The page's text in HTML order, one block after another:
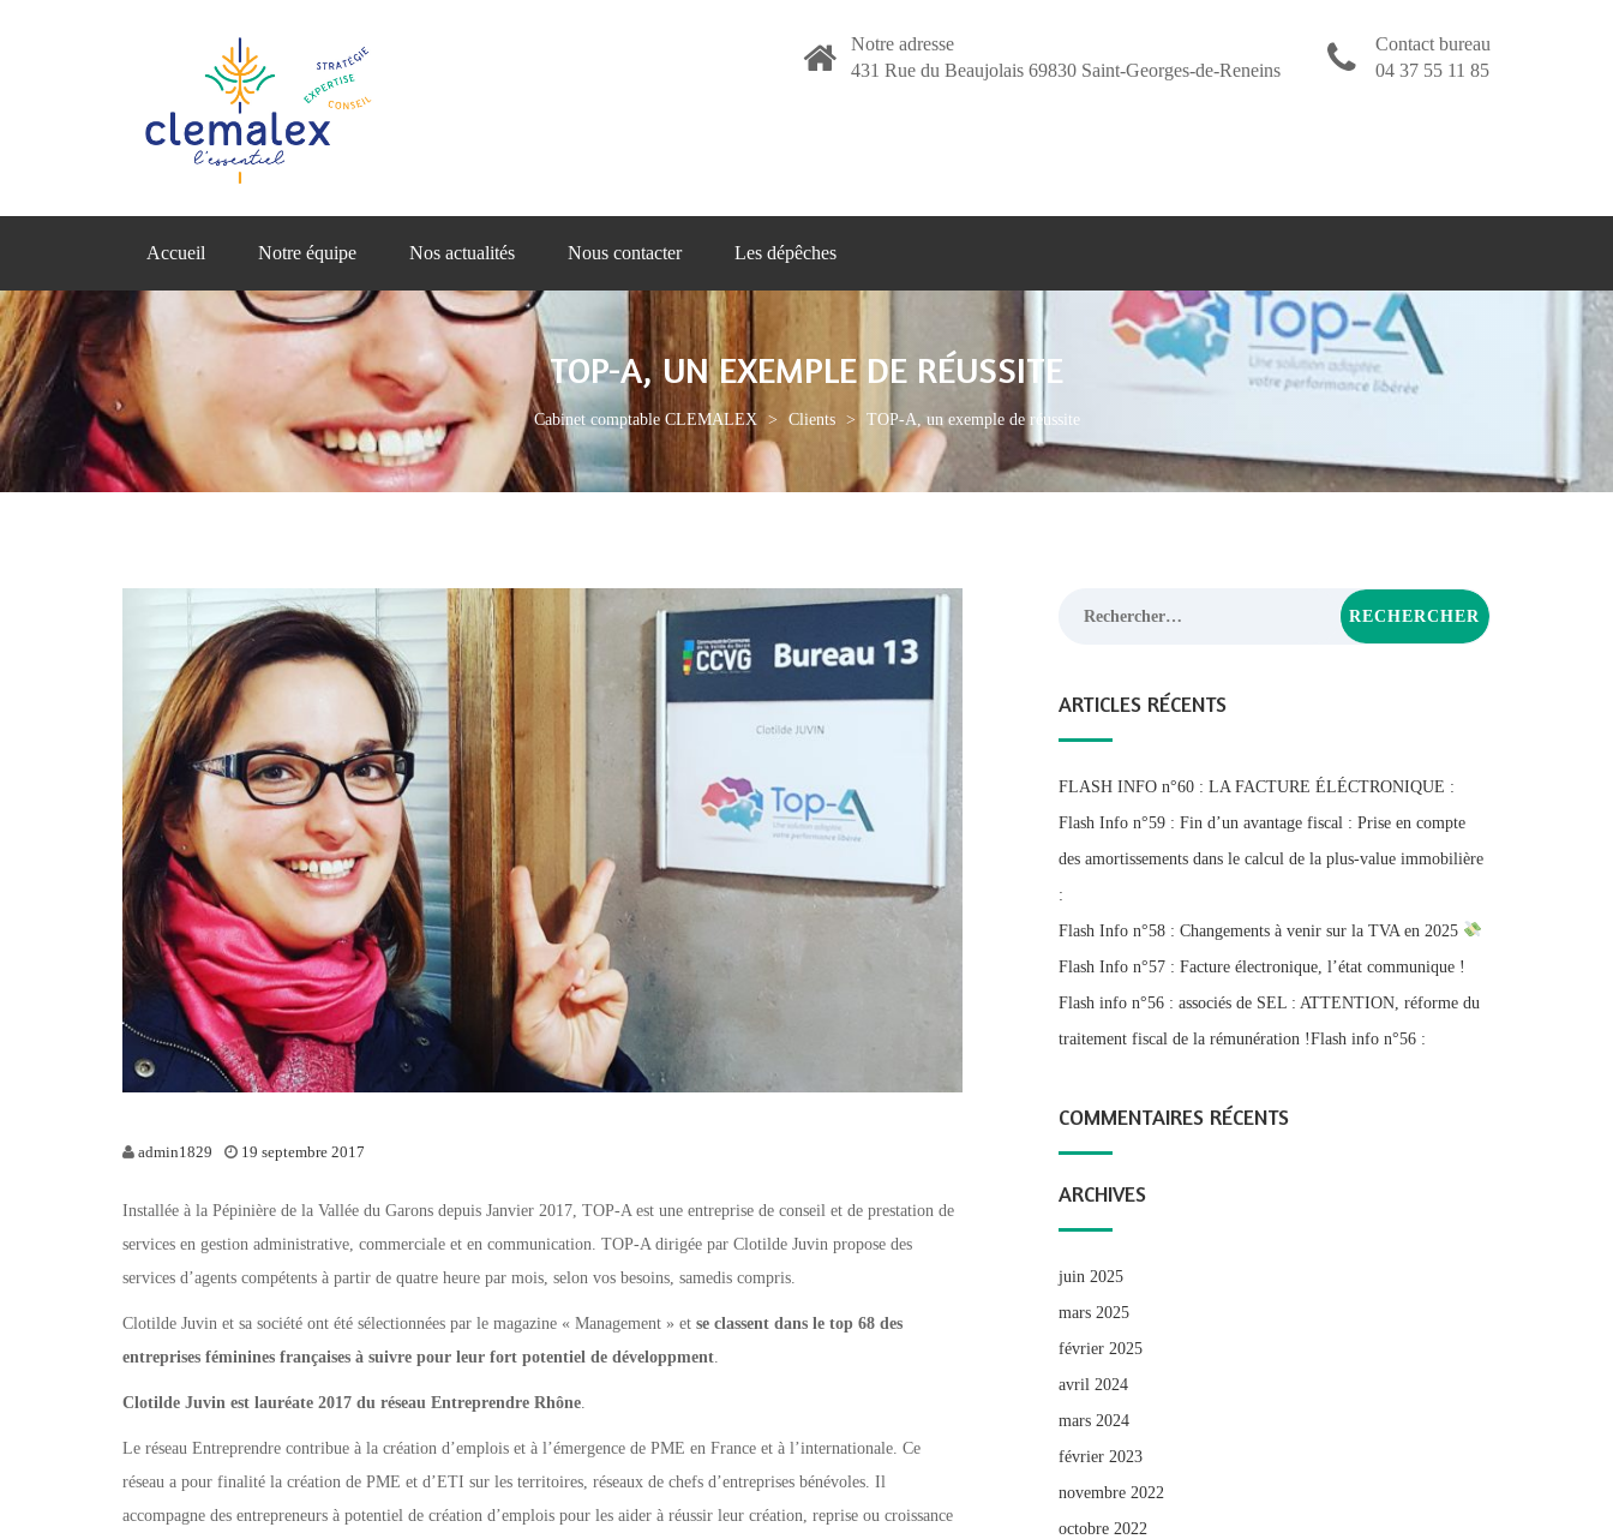
Notre adresse
431 Rue du Beaujolais 69830 Saint-Georges-de-Reneins
Contact bureau
04 37 55 11 85
Accueil Notre équipe Nos actualités Nous contacter Les dépêches
TOP-A, UN EXEMPLE DE RÉUSSITE
Cabinet comptable CLEMALEX > Clients > TOP-A, un exemple de réussite
admin1829 19 septembre 2017
Installée à la Pépinière de la Vallée du Garons depuis Janvier 2017, TOP-A est une entreprise de conseil et de prestation de
services en gestion administrative, commerciale et en communication. TOP-A dirigée par Clotilde Juvin propose des
services d’agents compétents à partir de quatre heure par mois, selon vos besoins, samedis compris.
Clotilde Juvin et sa société ont été sélectionnées par le magazine « Management » et se classent dans le top 68 des
entreprises féminines françaises à suivre pour leur fort potentiel de développment.
Clotilde Juvin est lauréate 2017 du réseau Entreprendre Rhône.
Le réseau Entreprendre contribue à la création d’emplois et à l’émergence de PME en France et à l’internationale. Ce
réseau a pour finalité la création de PME et d’ETI sur les territoires, réseaux de chefs d’entreprises bénévoles. Il
accompagne des entrepreneurs à potentiel de création d’emplois pour les aider à réussir leur création, reprise ou croissance
ARTICLES RÉCENTS
FLASH INFO n°60 : LA FACTURE ÉLÉCTRONIQUE :
Flash Info n°59 : Fin d’un avantage fiscal : Prise en compte
des amortissements dans le calcul de la plus-value immobilière
:
Flash Info n°58 : Changements à venir sur la TVA en 2025
Flash Info n°57 : Facture électronique, l’état communique !
Flash info n°56 : associés de SEL : ATTENTION, réforme du
traitement fiscal de la rémunération !Flash info n°56 :
COMMENTAIRES RÉCENTS
ARCHIVES
juin 2025
mars 2025
février 2025
avril 2024
mars 2024
février 2023
novembre 2022
octobre 2022